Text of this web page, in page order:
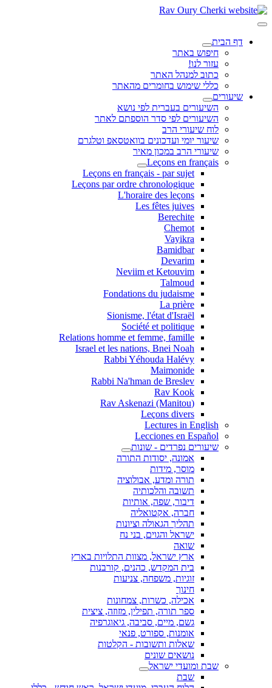
דף הבית
חיפוש באתר
עזור לנו!
כתוב למנהל האתר
כללי שימוש בחומרים מהאתר
שיעורים
השיעורים בעברית לפי נושא
השיעורים לפי סדר הוספתם לאתר
לוח שיעורי הרב
שיעור יומי ועדכונים בוואטסאפ וטלגרם
שיעורי הרב במכון מאיר
Leçons en français
Leçons en français - par sujet
Leçons par ordre chronologique
L'horaire des leçons
Les fêtes juives
Berechite
Chemot
Vayikra
Bamidbar
Devarim
Neviim et Ketouvim
Talmoud
Fondations du judaisme
La prière
Sionisme, l'état d'Israël
Société et politique
Relations homme et femme, famille
Israel et les nations, Bnei Noah
Rabbi Yéhouda Halévy
Maimonide
Rabbi Na'hman de Breslev
Rav Kook
(Rav Askenazi (Manitou
Leçons divers
Lectures in English
Lecciones en Español
שיעורים נפרדים - שונות
אמונה, יסודות התורה
מוסר, מידות
תורה ומדע, אבולוציה
תשובה והלכותיה
דיבור, שפה, אותיות
חברה, אקטואליה
תהליך הגאולה וציונות
ישראל והגוים, בני נח
שואה
ארץ ישראל, מצוות התלויות בארץ
בית המקדש, כהנים, קורבנות
זוגיות, משפחה, צניעות
חינוך
אכילה, כשרות, צמחונות
ספר תורה, תפילין, מזוזה, ציצית
גשם, מיים, סביבה, גיאוגרפיה
אומנות, ספורט, פנאי
שאלות ותשובות - הקלטות
נושאים שונים
שבת ומועדי ישראל
שבת